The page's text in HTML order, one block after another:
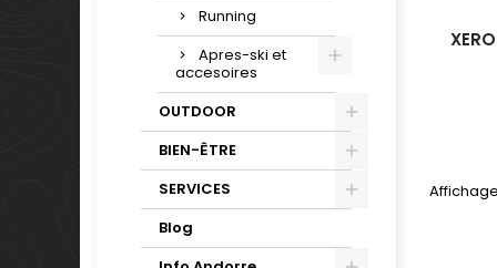
Running
Apres-ski et
accesoires
OUTDOOR
BIEN-ÊTRE
SERVICES
Blog